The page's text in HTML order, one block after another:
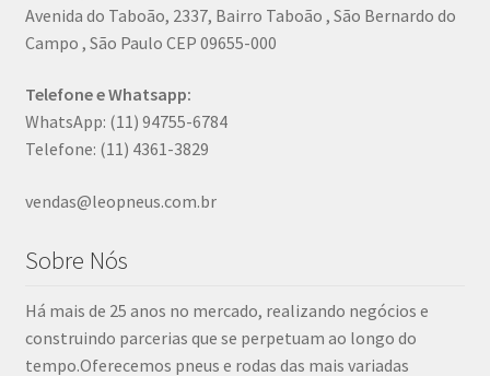
Avenida do Taboão, 2337, Bairro Taboão , São Bernardo do
Campo , São Paulo CEP 09655-000
Telefone e Whatsapp:
WhatsApp: (11) 94755-6784
Telefone: (11) 4361-3829
vendas@leopneus.com.br
Sobre Nós
Há mais de 25 anos no mercado, realizando negócios e
construindo parcerias que se perpetuam ao longo do
tempo.Oferecemos pneus e rodas das mais variadas